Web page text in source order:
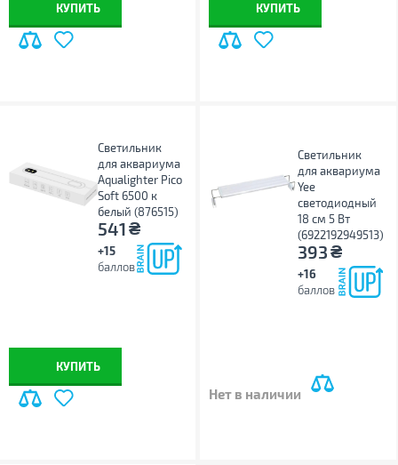
КУПИТЬ КУПИТЬ
Светильник
для аквариума
Aqualighter Pico
Soft 6500 к
белый (876515)
541₴
+15
баллов
КУПИТЬ
Светильник
для аквариума
Yee
светодиодный
18 см 5 Вт
(6922192949513)
393₴
+16
баллов
Нет в наличии